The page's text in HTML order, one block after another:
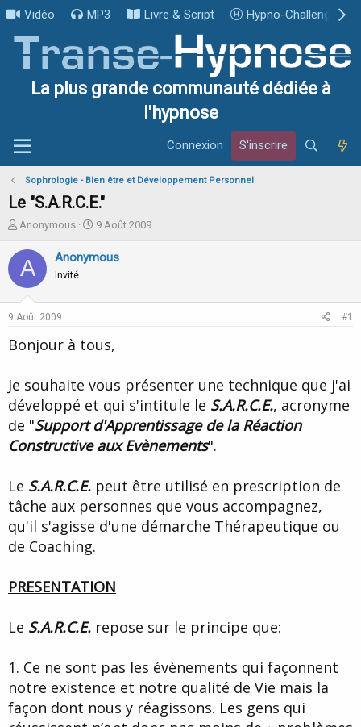
Vidéo MP3 Livre & Script Hypno-Challenge
La plus grande communauté dédiée à
l'hypnose
Connexion S'inscrire
Sophrologie - Bien être et Développement Personnel
Le "S.A.R.C.E."
I
i
t
u
e
l
a
d
i
u
s
s
i
o
Anonymous
D
t
b
9 Août 2009
A Anonymous
Invité
9 Août 2009 #1
Bonjour à tous,
Je souhaite vous présenter une technique que j'ai
développé et qui s'intitule le S.A.R.C.E., acronyme
de "Support d'Apprentissage de la Réaction
Constructive aux Evènements".
Le S.A.R.C.E. peut être utilisé en prescription de
tâche aux personnes que vous accompagnez,
qu'il s'agisse d'une démarche Thérapeutique ou
de Coaching.
PRESENTATION
Le S.A.R.C.E. repose sur le principe que:
1. Ce ne sont pas les évènements qui façonnent
notre existence et notre qualité de Vie mais la
façon dont nous y réagissons. Les gens qui